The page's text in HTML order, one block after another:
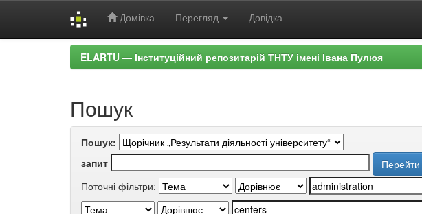
Домівка Перегляд Довідка
ELARTU — Інституційний репозитарій ТНТУ імені Івана Пулюя
Пошук
Пошук:
запит
Поточні фільтри: